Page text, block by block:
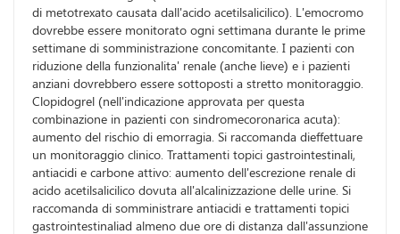
di metotrexato causata dall'acido acetilsalicilico). L'emocromo
dovrebbe essere monitorato ogni settimana durante le prime
settimane di somministrazione concomitante. I pazienti con
riduzione della funzionalita' renale (anche lieve) e i pazienti
anziani dovrebbero essere sottoposti a stretto monitoraggio.
Clopidogrel (nell'indicazione approvata per questa
combinazione in pazienti con sindromecoronarica acuta):
aumento del rischio di emorragia. Si raccomanda dieffettuare
un monitoraggio clinico. Trattamenti topici gastrointestinali,
antiacidi e carbone attivo: aumento dell'escrezione renale di
acido acetilsalicilico dovuta all'alcalinizzazione delle urine. Si
raccomanda di somministrare antiacidi e trattamenti topici
gastrointestinaliad almeno due ore di distanza dall'assunzione